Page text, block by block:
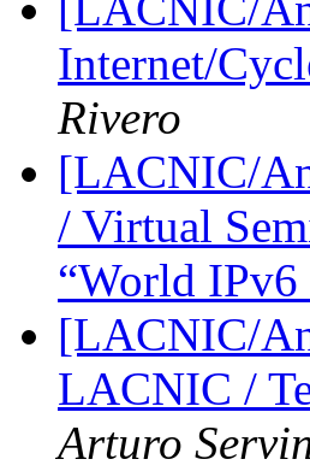
Internet/
Rivero
[LACNIC/
/ Virtual
“World IPv6
[LACNIC/
LACNIC /
Arturo